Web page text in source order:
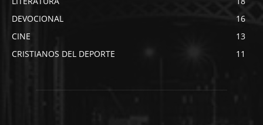
DEVOCIONAL
16
CINE
13
CRISTIANOS DEL DEPORTE
11